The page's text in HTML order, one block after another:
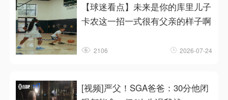
【球迷看点】未来是你的库里儿子
卡农这一招一式很有父亲的样子啊
2106 2026-07-24
[视频]严父！SGA爸爸：30分他闭